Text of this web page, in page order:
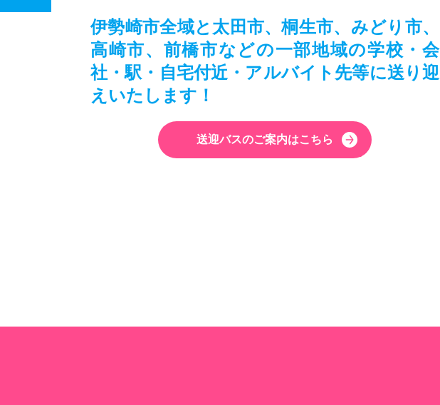
伊勢崎市全域と太田市、桐生市、みどり市、
高崎市、前橋市などの一部地域の学校・会
社・駅・自宅付近・アルバイト先等に送り迎
えいたします！
送迎バスのご案内はこちら